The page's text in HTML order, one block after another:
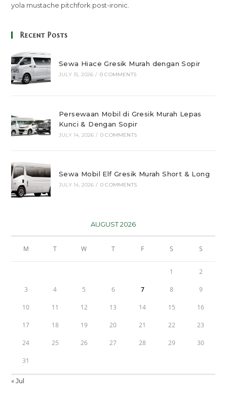
yola mustache pitchfork post-ironic.
Recent Posts
Sewa Hiace Gresik Murah dengan Sopir
JULY 15, 2026 / 0 COMMENTS
Persewaan Mobil di Gresik Murah Lepas
Kunci & Dengan Sopir
JULY 14, 2026 / 0 COMMENTS
Sewa Mobil Elf Gresik Murah Short & Long
JULY 14, 2026 / 0 COMMENTS
AUGUST 2026
M T W T F S S
1 2
3 4 5 6 7 8 9
10 11 12 13 14 15 16
17 18 19 20 21 22 23
24 25 26 27 28 29 30
31
« Jul